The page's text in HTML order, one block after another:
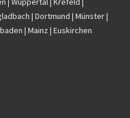
| Dortmund | Münster |
| Mainz | Euskirchen